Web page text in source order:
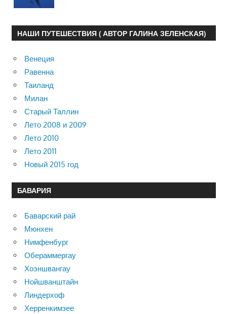
НАШИ ПУТЕШЕСТВИЯ ( АВТОР ГАЛИНА ЗЕЛЕНСКАЯ)
Венеция
Равенна
Таиланд
Милан
Старый Таллин
Лето 2008 и 2009
Лето 2010
Лето 2011
Новый 2015 год
БАВАРИЯ
Баварский рай
Мюнхен
Нимфенбург
Обераммергау
Хоэншвангау
Нойшванштайн
Линдерхоф
Херренкимзее